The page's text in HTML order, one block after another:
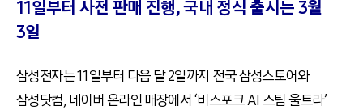
11일부터 사전 판매 진행, 국내 정식 출시는 3월
3일
삼성전자는 11일부터 다음 달 2일까지 전국 삼성스토어와
삼성닷컴, 네이버 온라인 매장에서 ‘비스포크 AI 스팀 울트라’